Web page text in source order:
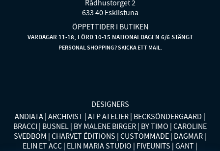
Rådhustorget 2
633 40 Eskilstuna
ÖPPETTIDER I BUTIKEN
VARDAGAR 11-18, LÖRD 10-15 NATIONALDAGEN 6/6 STÄNGT
PERSONAL SHOPPING? SKICKA ETT MAIL.
DESIGNERS
ANDIATA ARCHIVIST ATP ATELIER BECKSÖNDERGAARD
BRACCI BUSNEL BY MALENE BIRGER BY TIMO CAROLINE
SVEDBOM CHARVET ÉDITIONS CUSTOMMADE DAGMAR
ELIN ET ACC ELIN MARIA STUDIO FIVEUNITS GANT